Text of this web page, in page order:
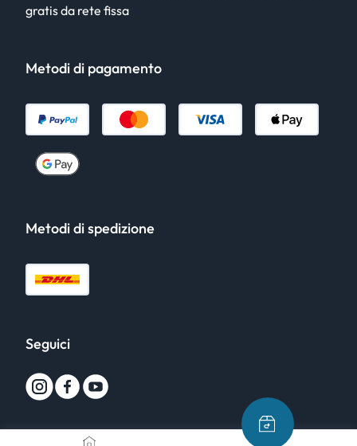
gratis da rete fissa
Metodi di pagamento
Metodi di spedizione
Seguici